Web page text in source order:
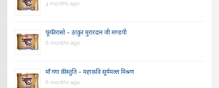
4 months ago
फूंफी रासो – ठाकुर मुरारदान जी मण्डपी
6 months ago
माँ गंगा की स्तुति – महाकवि सूर्यमल्ल मिश्रण
6 months ago